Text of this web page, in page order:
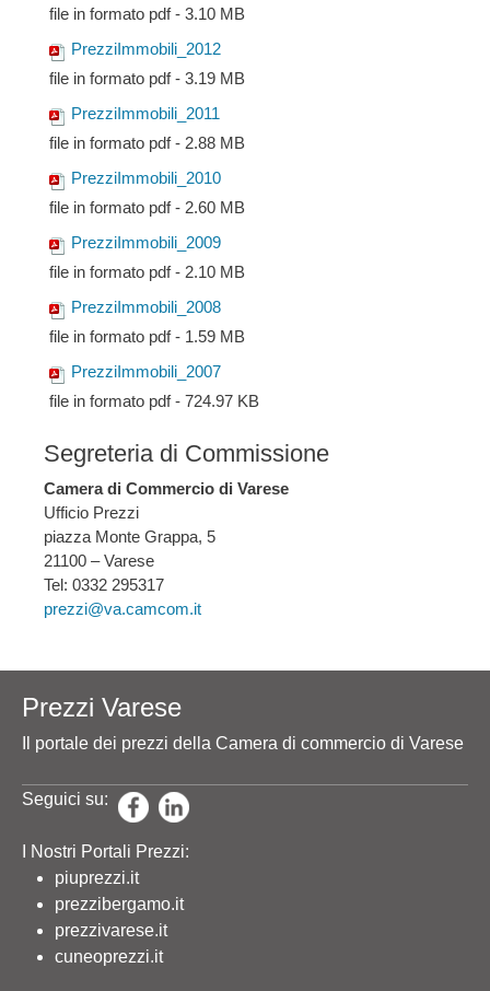
file in formato pdf - 3.10 MB
PrezziImmobili_2012
file in formato pdf - 3.19 MB
PrezziImmobili_2011
file in formato pdf - 2.88 MB
PrezziImmobili_2010
file in formato pdf - 2.60 MB
PrezziImmobili_2009
file in formato pdf - 2.10 MB
PrezziImmobili_2008
file in formato pdf - 1.59 MB
PrezziImmobili_2007
file in formato pdf - 724.97 KB
Segreteria di Commissione
Camera di Commercio di Varese
Ufficio Prezzi
piazza Monte Grappa, 5
21100 – Varese
Tel: 0332 295317
prezzi@va.camcom.it
Prezzi Varese
Il portale dei prezzi della Camera di commercio di Varese
Seguici su:
I Nostri Portali Prezzi:
piuprezzi.it
prezzibergamo.it
prezzivarese.it
cuneoprezzi.it